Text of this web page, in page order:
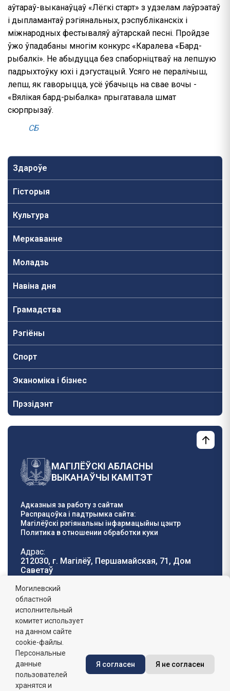
Здароўе
Гісторыя
Культура
Меркаванне
Моладзь
Навiна дня
Грамадства
Рэгіёны
Спорт
Эканоміка і бізнес
Прэзідэнт
аўтараў-выканаўцаў «Лёгкі старт» з удзелам лаўрэатаў
і дыпламантаў рэгіянальных, рэспубліканскіх і
міжнародных фестываляў аўтарскай песні. Пройдзе
ўжо ўпадабаны многім конкурс «Каралева «Бард-
рыбалкі». Не абыдуцца без спаборніцтваў на лепшую
падрыхтоўку юхі і дэгустацый. Усяго не пералічыш,
лепш, як гаворыцца, усё ўбачыць на свае вочы -
«Вялікая бард-рыбалка» прыгатавала шмат
сюрпрызаў.
СБ
МАГІЛЁЎСКІ АБЛАСНЫ
ВЫКАНАЎЧЫ КАМІТЭТ
Адказныя за работу з сайтам
Распрацоўка і падтрымка сайта:
Магілёўскі рэгіянальны інфармацыйны цэнтр
Политика в отношении обработки куки
Адрас:
212030, г. Магілёў, Першамайская, 71, Дом
Саветаў
Тэлефон гарачай
лініі:
8 (0222) 71-32-55
Графік работы:
пн-пт: 8.00 - 17.00, сб-н: выхадны,
абедзенны перапынак: 13:00 - 14:00
Сайт зарэгістраваны ў Дзяржаўным рэгістры
інфармацыйных рэсурсаў Рэспублікі Беларусь. №
Могилевский
областной
исполнительный
комитет использует
на данном сайте
cookie-файлы.
Персональные
данные
пользователей
хранятся и
Я согласен Я не согласен